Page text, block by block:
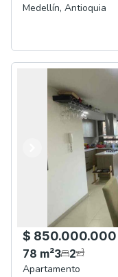
Medellín, Antioquia
Anterior
Siguiente
$ 850.000.000
78 m²3 2
Apartamento